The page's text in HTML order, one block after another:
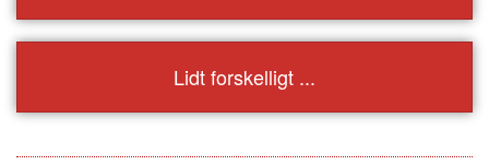
Lidt forskelligt ...